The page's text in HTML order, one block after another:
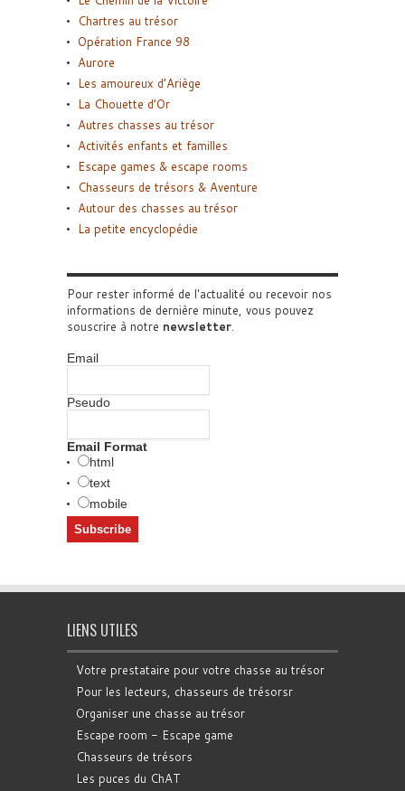
Chartres au trésor
Opération France 98
Aurore
Les amoureux d’Ariège
La Chouette d’Or
Autres chasses au trésor
Activités enfants et familles
Escape games & escape rooms
Chasseurs de trésors & Aventure
Autour des chasses au trésor
La petite encyclopédie
Pour rester informé de l'actualité ou recevoir nos
informations de dernière minute, vous pouvez
souscrire à notre newsletter.
Email
Pseudo
Email Format
html
text
mobile
LIENS UTILES
Votre prestataire pour votre chasse au trésor
Pour les lecteurs, chasseurs de trésorsr
Organiser une chasse au trésor
Escape room - Escape game
Chasseurs de trésors
Les puces du ChAT